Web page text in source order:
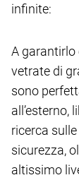
infinite:
A garantirlo
vetrate di
sono
all’esterno,
ricerca
sicurezza,
altissimo